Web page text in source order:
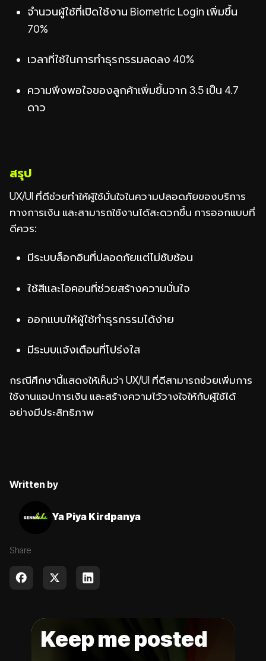
จำนวนผู้ใช้ที่เปิดใช้งาน Biometric Login เพิ่มขึ้น
70%
เวลาที่ใช้ในการทำธุรกรรมลดลง 40%
ความพึงพอใจของลูกค้าเพิ่มขึ้นจาก 3.5 เป็น 4.7
ดาว
สรุป
UX/UI ที่ดีช่วยทำให้ผู้ใช้มั่นใจในความปลอดภัยของบริการ
ทางการเงิน และสามารถใช้งานได้สะดวกขึ้น การออกแบบที่
ดีควร:
มีระบบล็อกอินที่ปลอดภัยแต่ไม่ซับซ้อน
ใช้สีและไอคอนที่ช่วยสร้างความมั่นใจ
ออกแบบให้ผู้ใช้ทำธุรกรรมได้ง่าย
มีระบบแจ้งเตือนที่โปร่งใส
กรณีศึกษานี้แสดงให้เห็นว่า UX/UI ที่ดีสามารถช่วยเพิ่มการ
ใช้งานแอปการเงิน และสร้างความไว้วางใจให้กับผู้ใช้ได้
อย่างมีประสิทธิภาพ
Written by
Ya Piya Kirdpanya
Share
Keep me posted